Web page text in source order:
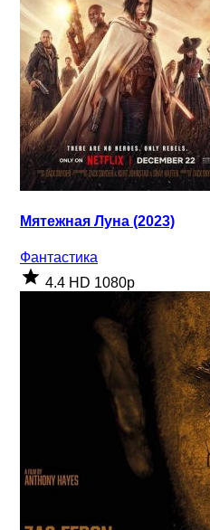
Мятежная Луна (2023)
Фантастика
4.4 HD 1080p